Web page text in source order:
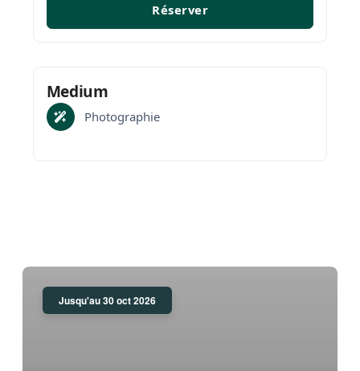
adaptons notre prestation pour que chaque
Réserver
Medium
Photographie
Jusqu'au 30 oct 2026